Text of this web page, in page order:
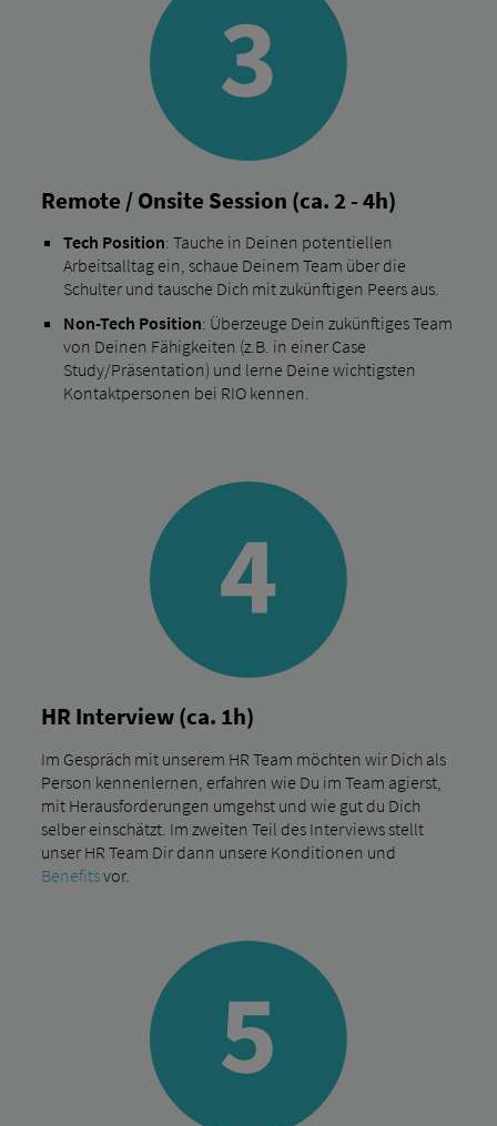
Remote / Onsite Session (ca. 2 - 4h)
Tech Position: Tauche in Deinen potentiellen
Arbeitsalltag ein, schaue Deinem Team über die
Schulter und tausche Dich mit zukünftigen Peers aus.
Non-Tech Position: Überzeuge Dein zukünftiges Team
von Deinen Fähigkeiten (z.B. in einer Case
Study/Präsentation) und lerne Deine wichtigsten
Kontaktpersonen bei RIO kennen.
HR Interview (ca. 1h)
Im Gespräch mit unserem HR Team möchten wir Dich als
Person kennenlernen, erfahren wie Du im Team agierst,
mit Herausforderungen umgehst und wie gut du Dich
selber einschätzt. Im zweiten Teil des Interviews stellt
unser HR Team Dir dann unsere Konditionen und
Benefitsvor.